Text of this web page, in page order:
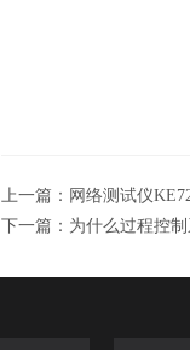
上一篇： 网络测试仪
下一篇： 为什么过程控